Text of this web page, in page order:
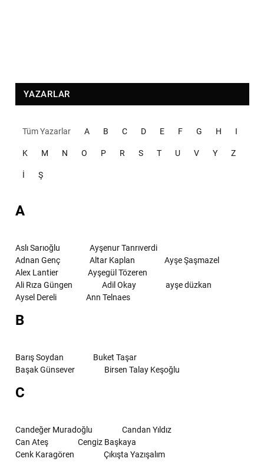
YAZARLAR
Tüm Yazarlar A B C D E F G H I
K M N O P R S T U V Y Z
İ Ş
A
Aslı Sarıoğlu
Ayşenur Tanrıverdi
Adnan Genç
Altar Kaplan
Ayşe Şaşmazel
Alex Lantier
Ayşegül Tözeren
Ali Rıza Güngen
Adil Okay
ayşe düzkan
Aysel Dereli
Ann Telnaes
B
Barış Soydan
Buket Taşar
Başak Günsever
Birsen Talay Keşoğlu
C
Candeğer Muradoğlu
Candan Yıldız
Can Ateş
Cengiz Başkaya
Cenk Karagören
Çıkışta Yazışalım